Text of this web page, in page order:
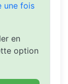
une fois
en
option